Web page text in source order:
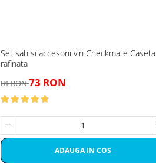
Set sah si accesorii vin Checkmate Caseta
rafinata
81 RON73 RON
ADAUGA IN COS